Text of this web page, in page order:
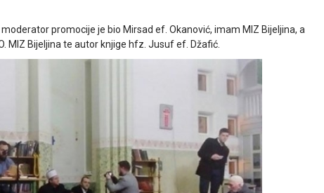
promocije je bio Mirsad ef. Okanović, imam MIZ Bijeljina, a
MIZ Bijeljina te autor knjige hfz. Jusuf ef. Džafić.